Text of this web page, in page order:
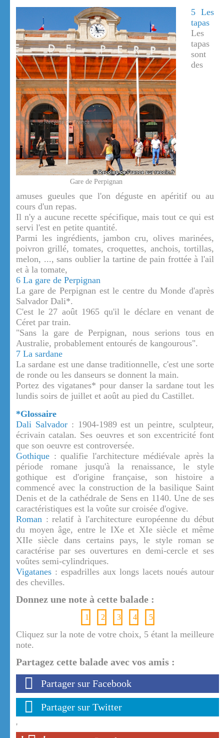
Gare de Perpignan
5 Les
tapas
Les
tapas
sont
des
amuses gueules que l'on déguste en apéritif ou au
cours d'un repas.
Il n'y a aucune recette spécifique, mais tout ce qui est
servi l'est en petite quantité.
Parmi les ingrédients, jambon cru, olives marinées,
poivron grillé, tomates, croquettes, anchois, tortillas,
melon, ..., sans oublier la tartine de pain frottée à l'ail
et à la tomate,
6 La gare de Perpignan
La gare de Perpignan est le centre du Monde d'après
Salvador Dali*.
C'est le 27 août 1965 qu'il le déclare en venant de
Céret par train.
"Sans la gare de Perpignan, nous serions tous en
Australie, probablement entourés de kangourous".
7 La sardane
La sardane est une danse traditionnelle, c'est une sorte
de ronde ou les danseurs se donnent la main.
Portez des vigatanes* pour danser la sardane tout les
lundis soirs de juillet et août au pied du Castillet.
*Glossaire
Dali Salvador: 1904-1989 est un peintre, sculpteur,
écrivain catalan. Ses oeuvres et son excentricité font
que son oeuvre est controversée.
Gothique : qualifie l'architecture médiévale après la
période romane jusqu'à la renaissance, le style
gothique est d'origine française, son histoire a
commencé avec la construction de la basilique Saint
Denis et de la cathédrale de Sens en 1140. Une de ses
caractéristiques est la voûte sur croisée d'ogive.
Roman : relatif à l'architecture européenne du début
du moyen âge, entre le IXe et XIe siècle et même
XIIe siècle dans certains pays, le style roman se
caractérise par ses ouvertures en demi-cercle et ses
voûtes semi-cylindriques.
Vigatanes : espadrilles aux longs lacets noués autour
des chevilles.
Donnez une note à cette balade :
1 2 3 4 5
Cliquez sur la note de votre choix, 5 étant la meilleure
note.
Partagez cette balade avec vos amis :
Partager sur Facebook
Partager sur Twitter
'